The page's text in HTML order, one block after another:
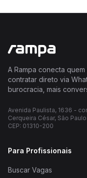
A Rampa conecta
contratar direto via
burocracia, mais
Avenida Paulista, 1636 -
Cerqueira César, São
CEP: 01310-200
Para Profissionais
Buscar Vagas